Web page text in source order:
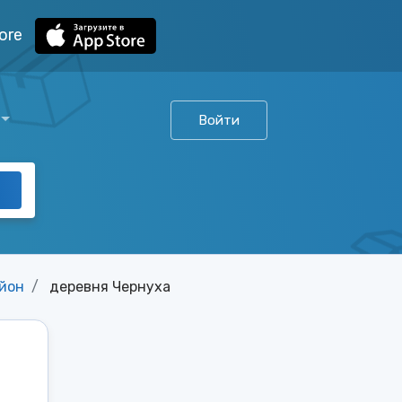
Войти
деревня Чернуха